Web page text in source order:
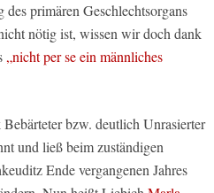
primären Geschlechtsorgans
nötig ist, wissen wir doch dank
„nicht per se ein männliches
bzw. deutlich Unrasierter
und ließ beim zuständigen
Ende vergangenen Jahres